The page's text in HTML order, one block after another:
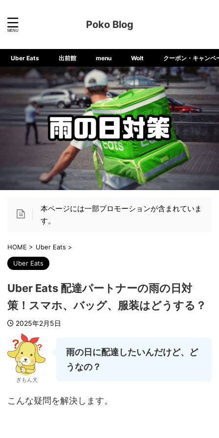
Poko Blog
Uber Eats 出前館 menu Wolt クーポン・キャンペ
本ページには一部プロモーションが含まれていま
す。
HOME > Uber Eats >
Uber Eats
Uber Eats 配達パートナーの雨の日対
策！スマホ、バッグ、服装はどうする？
2025年2月5日
ぎもん犬
雨の日に配達したいんだけど、ど
うなの？
こんな疑問を解決します。